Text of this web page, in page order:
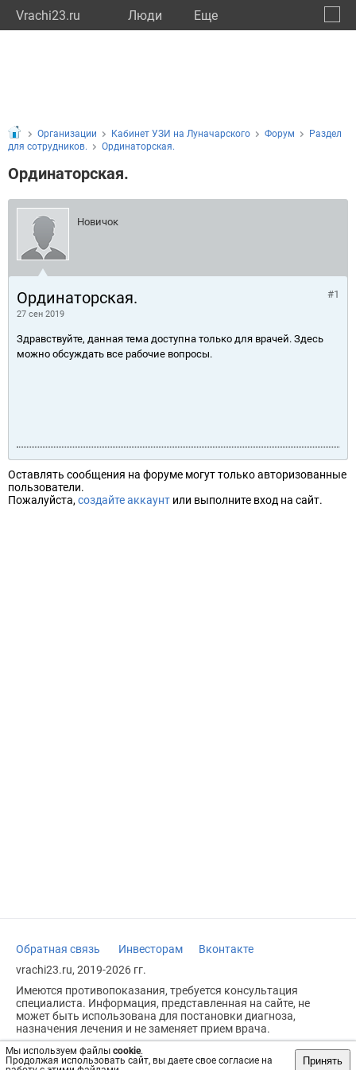
Vrachi23.ru Люди Eще
Мы используем файлы cookie.
Продолжая использовать сайт, вы даете свое согласие на
Принять
Организации Кабинет УЗИ на Луначарского Форум
Раздел
для сотрудников.
Ординаторская.
Ординаторская.
Новичок
Ординаторская.
27 сен 2019
#1
Здравствуйте, данная тема доступна только для врачей. Здесь
можно обсуждать все рабочие вопросы.
Оставлять сообщения на форуме могут только авторизованные
пользователи.
Пожалуйста, создайте аккаунт или выполните вход на сайт.
Обратная связь Инвесторам
Вконтакте
vrachi23.ru, 2019-2026 гг.
Имеются противопоказания, требуется консультация
специалиста. Информация, представленная на сайте, не
может быть использована для постановки диагноза,
назначения лечения и не заменяет прием врача.
Возрастное ограничение: 18+